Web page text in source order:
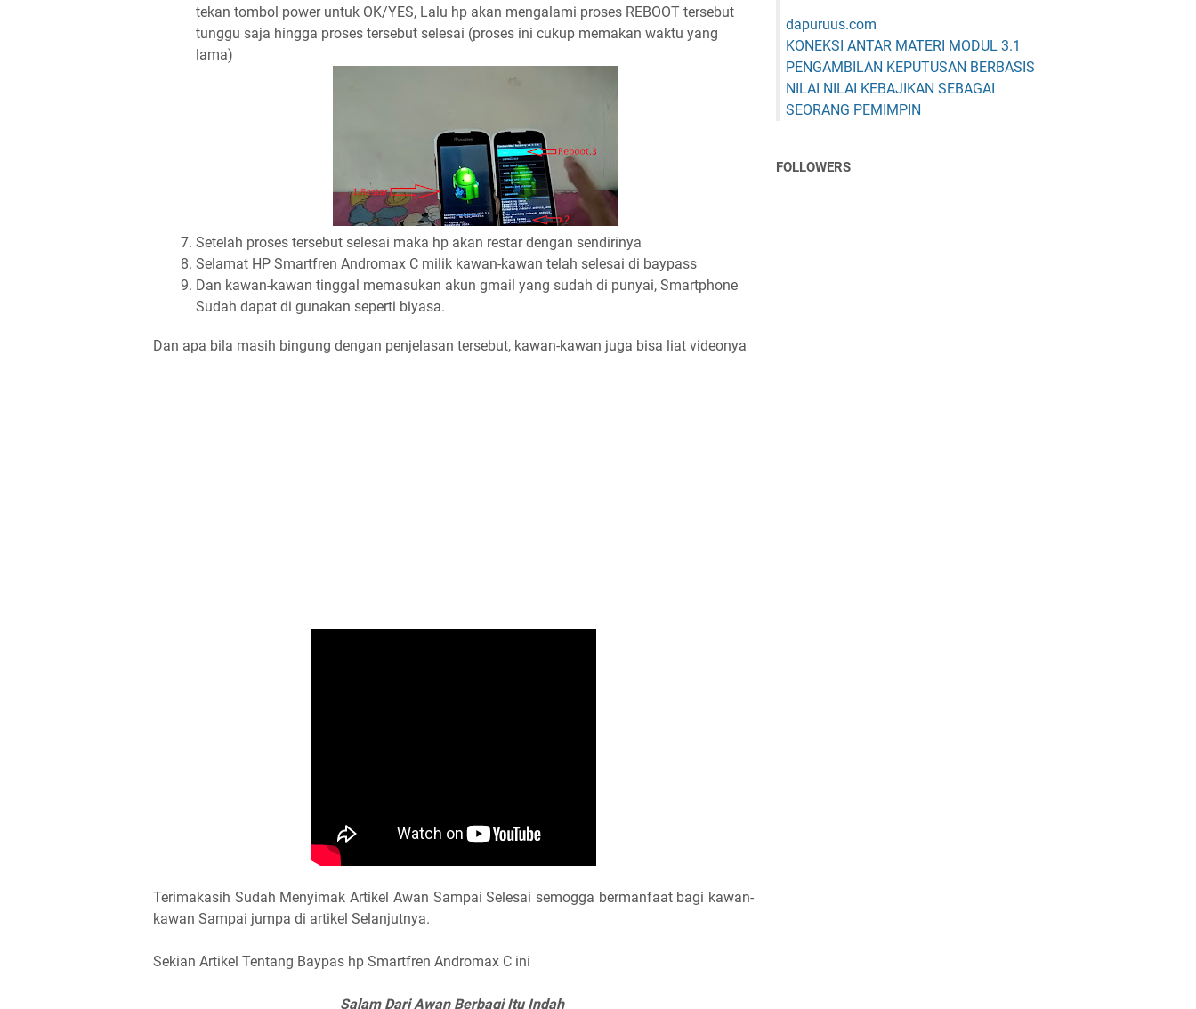
tekan tombol power untuk OK/YES, Lalu hp akan mengalami proses REBOOT tersebut
tunggu saja hingga proses tersebut selesai (proses ini cukup memakan waktu yang
lama)
Setelah proses tersebut selesai maka hp akan restar dengan sendirinya
Selamat HP Smartfren Andromax C milik kawan-kawan telah selesai di baypass
Dan kawan-kawan tinggal memasukan akun gmail yang sudah di punyai, Smartphone
Sudah dapat di gunakan seperti biyasa.
Dan apa bila masih bingung dengan penjelasan tersebut, kawan-kawan juga bisa liat videonya
Terimakasih Sudah Menyimak Artikel Awan Sampai Selesai semogga bermanfaat bagi kawan-
kawan Sampai jumpa di artikel Selanjutnya.
Sekian Artikel Tentang Baypas hp Smartfren Andromax C ini
Salam Dari Awan Berbagi Itu Indah
dapuruus.com
KONEKSI ANTAR MATERI MODUL 3.1
PENGAMBILAN KEPUTUSAN BERBASIS
NILAI NILAI KEBAJIKAN SEBAGAI
SEORANG PEMIMPIN
FOLLOWERS